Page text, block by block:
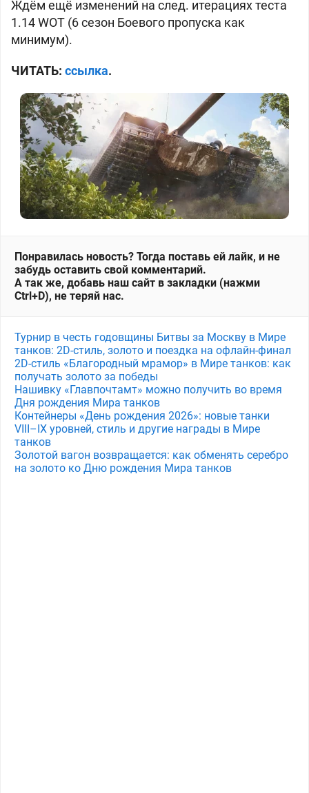
Ждём ещё изменений на след. итерациях теста
1.14 WOT (6 сезон Боевого пропуска как
минимум).
ЧИТАТЬ: ссылка.
Понравилась новость? Тогда поставь ей лайк, и не
забудь оставить свой комментарий.
А так же, добавь наш сайт в закладки (нажми
Ctrl+D), не теряй нас.
Турнир в честь годовщины Битвы за Москву в Мире
танков: 2D-стиль, золото и поездка на офлайн-финал
2D-стиль «Благородный мрамор» в Мире танков: как
получать золото за победы
Нашивку «Главпочтамт» можно получить во время
Дня рождения Мира танков
Контейнеры «День рождения 2026»: новые танки
VIII–IX уровней, стиль и другие награды в Мире
танков
Золотой вагон возвращается: как обменять серебро
на золото ко Дню рождения Мира танков